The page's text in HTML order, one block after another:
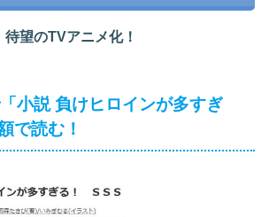
待望のTVアニメ化！
小説 負けヒロインが多すぎ
で読む！